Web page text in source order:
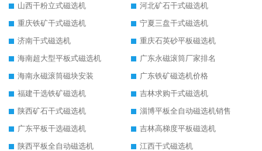
山西干粉立式磁选机
河北矿石干式磁选机
重庆铁矿干式磁选机
宁夏三盘干式磁选机
济南干式磁选机
重庆石英砂平板磁选机
海南超大型平板式磁选机
广东永磁滚筒厂家排名
海南永磁滚筒磁块安装
广东铁矿磁选机价格
福建干选铁矿磁选机
吉林求购干式磁选机
陕西矿石干式磁选机
淄博平板全自动磁选机销售
广东平板干选磁选机
吉林高梯度平板磁选机
陕西平板全自动磁选机
江西干式磁选机